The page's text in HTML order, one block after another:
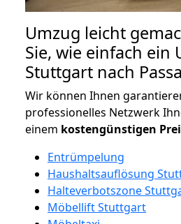
Umzug leicht
Sie, wie einfach ein
Stuttgart nach
Wir können Ihnen
professionelles Netzwerk
einem kostengünstigen
Entrümpelung
Haushaltsauflösung
Halteverbotszone
Möbellift Stuttgart